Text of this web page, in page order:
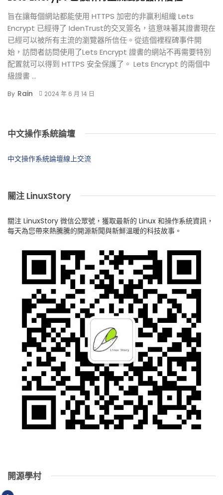
旨在讓每個網站都能使用 HTTPS 加密的非贏利組織 Lets
Encrypt 已經得了 IdenTrust的交叉簽名，這意味著其證書現在
已經可以被所有主流的瀏覽器所信任。從這個裡程碑事件開
始，訪問者訪問使用了Lets Encrypt 證書的網站不再需要特別
配置就可以得到 HTTPS 安全保護了。 Lets Encrypt 的兩個中
級證書 ...
By Rain 2024 年 6 月 14 日
中文操作系統論壇
中文操作系統論壇線上交流
關注 LinuxStory
關注 LinuxStory 微信公眾號，獲取最新的 Linux 和操作系統資訊，
每天為您帶來熱騰騰的開源新聞與新鮮溫暖的科技故事。
開源學村